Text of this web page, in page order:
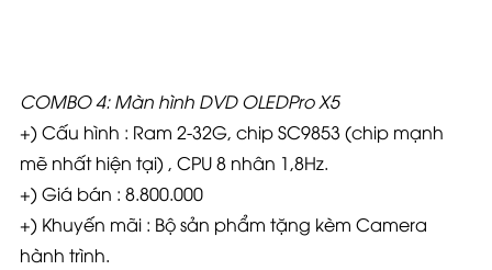
COMBO 4: Màn hình DVD OLEDPro X5
+) Cấu hình : Ram 2-32G, chip SC9853 (chip mạnh
mẽ nhất hiện tại) , CPU 8 nhân 1,8Hz.
+) Giá bán : 8.800.000
+) Khuyến mãi : Bộ sản phẩm tặng kèm Camera
hành trình.